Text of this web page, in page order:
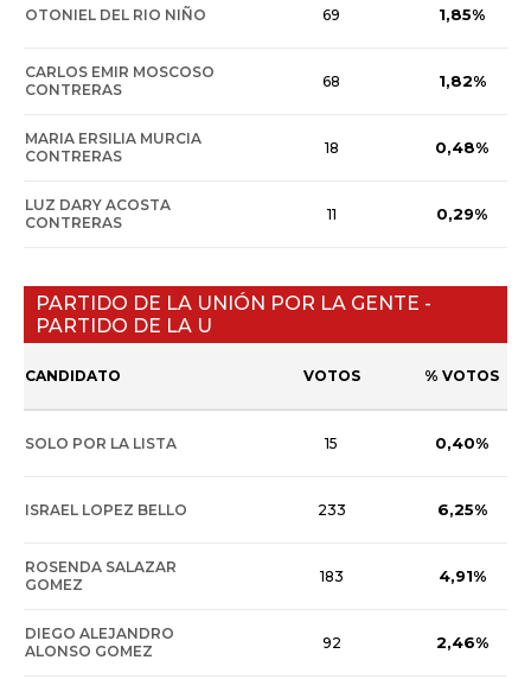
OTONIEL DEL RIO NIÑO 69 1,85%
CARLOS EMIR MOSCOSO
CONTRERAS
68 1,82%
MARIA ERSILIA MURCIA
CONTRERAS
18 0,48%
LUZ DARY ACOSTA
CONTRERAS
11 0,29%
PARTIDO DE LA UNIÓN POR LA GENTE -
PARTIDO DE LA U
CANDIDATO VOTOS % VOTOS
SOLO POR LA LISTA 15 0,40%
ISRAEL LOPEZ BELLO 233 6,25%
ROSENDA SALAZAR
GOMEZ
183 4,91%
DIEGO ALEJANDRO
ALONSO GOMEZ
92 2,46%